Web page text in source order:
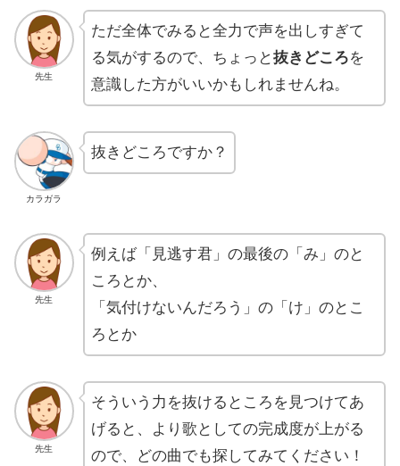
先生
ただ全体でみると全力で声を出しすぎて
る気がするので、ちょっと抜きどころを
意識した方がいいかもしれませんね。
カラガラ
抜きどころですか？
先生
例えば「見逃す君」の最後の「み」のと
ころとか、
「気付けないんだろう」の「け」のとこ
ろとか
先生
そういう力を抜けるところを見つけてあ
げると、より歌としての完成度が上がる
ので、どの曲でも探してみてください！